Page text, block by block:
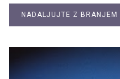
NADALJUJTE Z BRANJEM